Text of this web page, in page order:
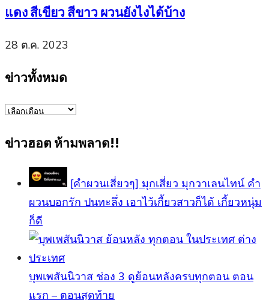
แดง สีเขียว สีขาว ผวนยังไงได้บ้าง
28 ต.ค. 2023
ข่าวทั้งหมด
ข่าว
ข่าวฮอต ห้ามพลาด!!
[คำผวนเสี่ยวๆ] มุกเสี่ยว มุกวาเลนไทน์ คำ
ผวนบอกรัก ปนทะลึ่ง เอาไว้เกี้ยวสาวก็ได้ เกี้ยวหนุ่ม
ก็ดี
บุพเพสันนิวาส ช่อง 3 ดูย้อนหลังครบทุกตอน ตอน
แรก – ตอนสุดท้าย